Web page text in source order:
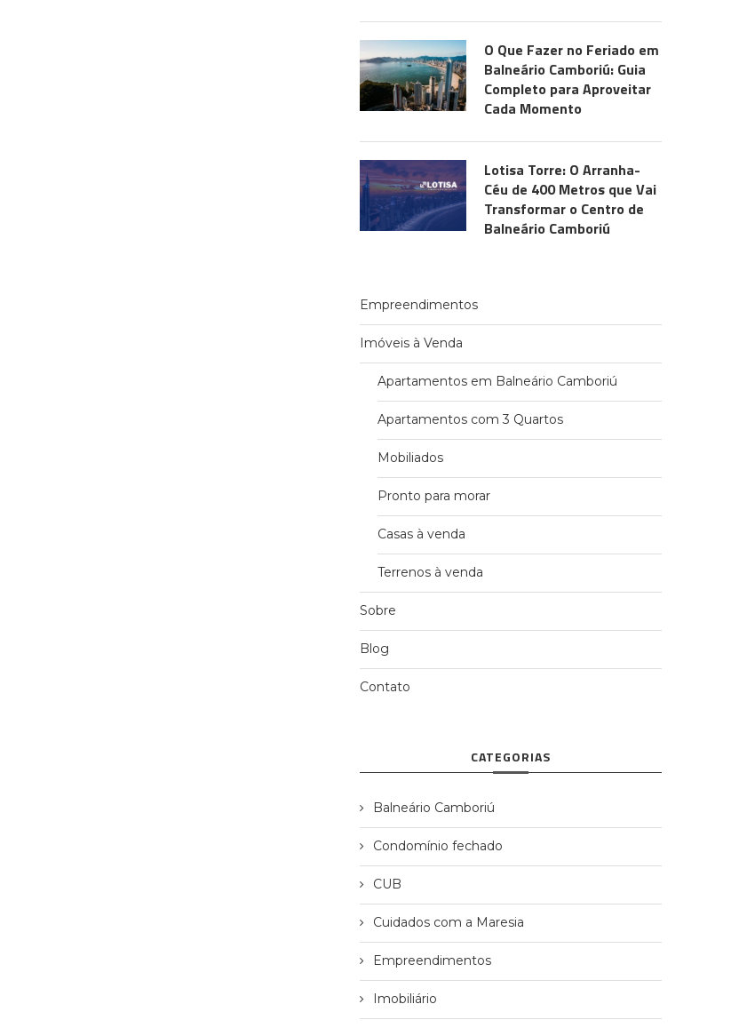
O Que Fazer no Feriado em
Balneário Camboriú: Guia
Completo para Aproveitar
Cada Momento
Lotisa Torre: O Arranha-
Céu de 400 Metros que Vai
Transformar o Centro de
Balneário Camboriú
Empreendimentos
Imóveis à Venda
Apartamentos em Balneário Camboriú
Apartamentos com 3 Quartos
Mobiliados
Pronto para morar
Casas à venda
Terrenos à venda
Sobre
Blog
Contato
CATEGORIAS
Balneário Camboriú
Condomínio fechado
CUB
Cuidados com a Maresia
Empreendimentos
Imobiliário